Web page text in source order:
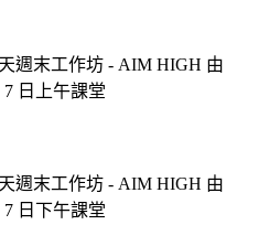
週末工作坊 - AIM HIGH 由
7 日上午課堂
週末工作坊 - AIM HIGH 由
7 日下午課堂